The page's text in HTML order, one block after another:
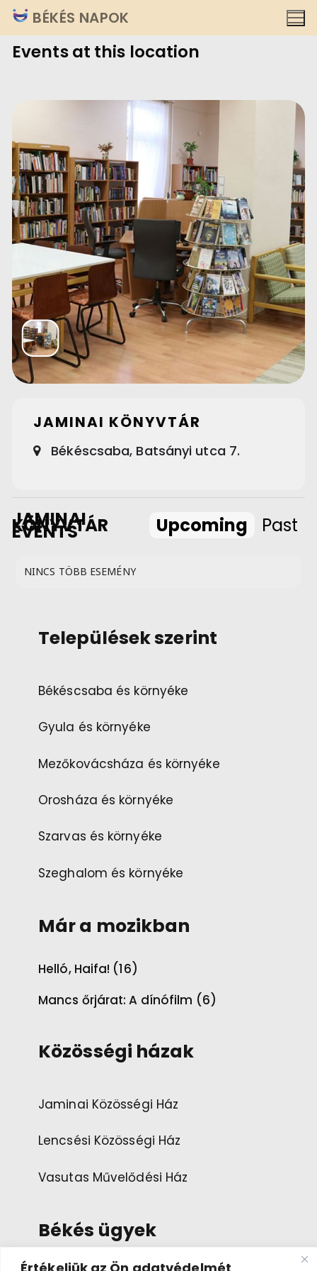
Értékeljük az Ön adatvédelmét
Ugrás
a
tartalomra
BÉKÉS NAPOK
Events at this location
JAMINAI KÖNYVTÁR
Békéscsaba, Batsányi utca 7.
JAMINAI
KÖNYVTÁR
EVENTS Upcoming Past
NINCS TÖBB ESEMÉNY
Települések szerint
Békéscsaba és környéke
Gyula és környéke
Mezőkovácsháza és környéke
Orosháza és környéke
Szarvas és környéke
Szeghalom és környéke
Már a mozikban
Helló, Haifa! (16)
Mancs őrjárat: A dínófilm (6)
Közösségi házak
Jaminai Közösségi Ház
Lencsési Közösségi Ház
Vasutas Művelődési Ház
Békés ügyek